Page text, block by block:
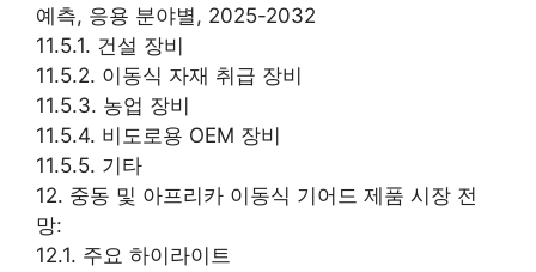
예측, 응용 분야별, 2025-2032
11.5.1. 건설 장비
11.5.2. 이동식 자재 취급 장비
11.5.3. 농업 장비
11.5.4. 비도로용 OEM 장비
11.5.5. 기타
12. 중동 및 아프리카 이동식 기어드 제품 시장 전
망:
12.1. 주요 하이라이트